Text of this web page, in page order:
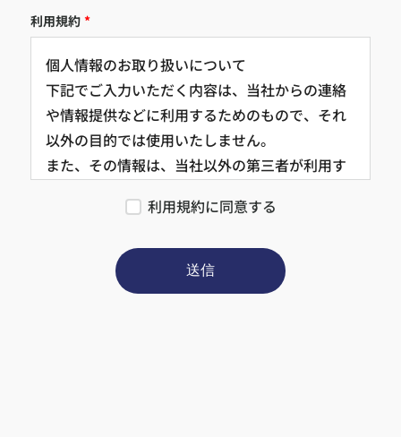
利用規約 *
個人情報のお取り扱いについて
下記でご入力いただく内容は、当社からの連絡
や情報提供などに利用するためのもので、それ
以外の目的では使用いたしません。
また、その情報は、当社以外の第三者が利用す
を求められた場合を除きます）
https://wealth-partner-re.com/policy/
利用規約に同意する
送信